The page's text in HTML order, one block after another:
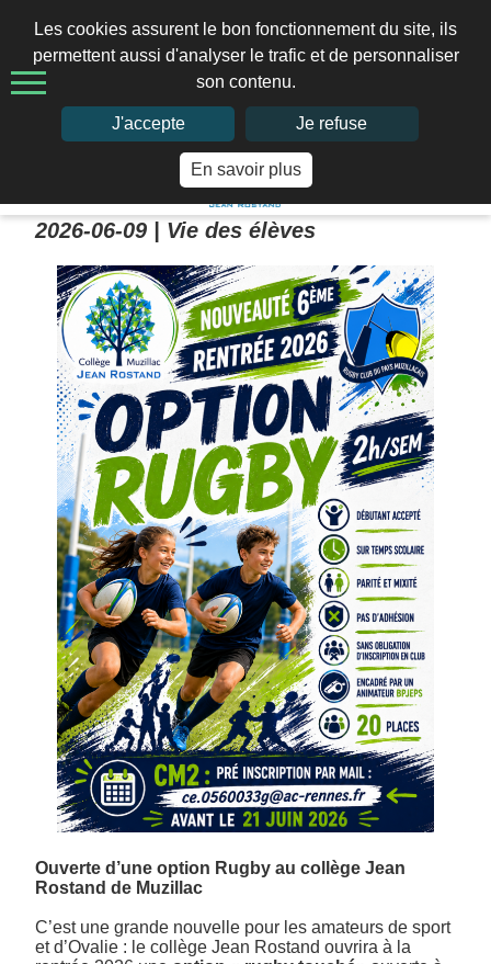
Les cookies assurent le bon fonctionnement du site, ils
permettent aussi d'analyser le trafic et de personnaliser
son contenu.
J'accepte Je refuse
En savoir plus
02 97 41 66 49
2026-06-09 | Vie des élèves
Ouverte d’une option Rugby au collège Jean
Rostand de Muzillac
C’est une grande nouvelle pour les amateurs de sport
et d’Ovalie : le collège Jean Rostand ouvrira à la